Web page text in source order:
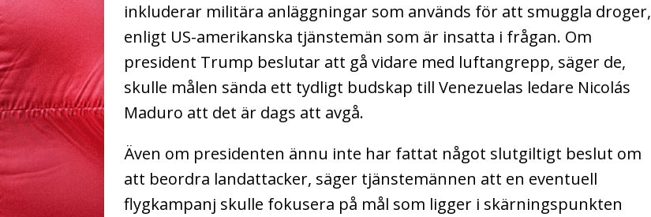
inkluderar militära anläggningar som används för att smuggla droger,
enligt US-amerikanska tjänstemän som är insatta i frågan. Om
president Trump beslutar att gå vidare med luftangrepp, säger de,
skulle målen sända ett tydligt budskap till Venezuelas ledare Nicolás
Maduro att det är dags att avgå.
Även om presidenten ännu inte har fattat något slutgiltigt beslut om
att beordra landattacker, säger tjänstemännen att en eventuell
flygkampanj skulle fokusera på mål som ligger i skärningspunkten